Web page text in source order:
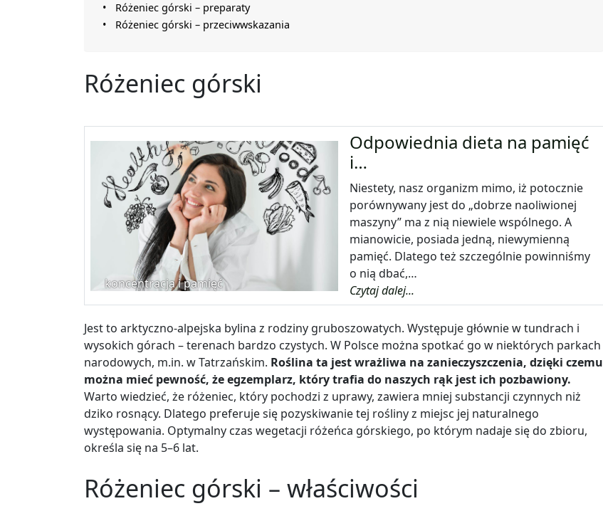
Różeniec górski – preparaty
Różeniec górski – przeciwwskazania
Różeniec górski
koncentracja i pamięć
Odpowiednia dieta na pamięć
i…
Niestety, nasz organizm mimo, iż potocznie
porównywany jest do „dobrze naoliwionej
maszyny” ma z nią niewiele wspólnego. A
mianowicie, posiada jedną, niewymienną
pamięć. Dlatego też szczególnie powinniśmy
o nią dbać,…
Czytaj dalej...
Jest to arktyczno-alpejska bylina z rodziny gruboszowatych. Występuje głównie w tundrach i
wysokich górach – terenach bardzo czystych. W Polsce można spotkać go w niektórych parkach
narodowych, m.in. w Tatrzańskim. Roślina ta jest wrażliwa na zanieczyszczenia, dzięki czemu
można mieć pewność, że egzemplarz, który trafia do naszych rąk jest ich pozbawiony.
Warto wiedzieć, że różeniec, który pochodzi z uprawy, zawiera mniej substancji czynnych niż
dziko rosnący. Dlatego preferuje się pozyskiwanie tej rośliny z miejsc jej naturalnego
występowania. Optymalny czas wegetacji różeńca górskiego, po którym nadaje się do zbioru,
określa się na 5–6 lat.
Różeniec górski – właściwości